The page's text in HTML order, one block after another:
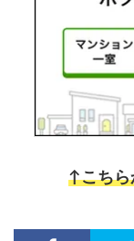
↑こちら